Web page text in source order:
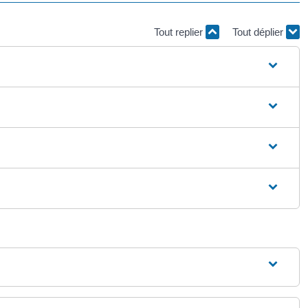
Tout replier Tout déplier